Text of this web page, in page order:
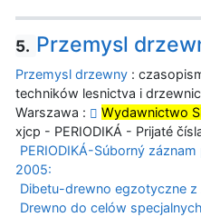
5. Przemysl
Przemysl drzewny :
techników lesnictva i
Warszawa :
Wydawnictwo
xjcp - PERIODIKÁ - Prijaté
PERIODIKÁ-Súborný
2005:
Dibetu-drewno egzotyczne z
Drewno do celów